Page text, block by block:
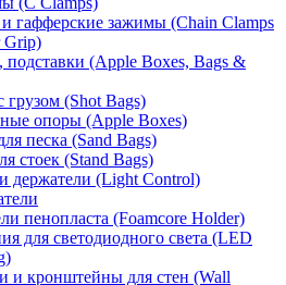
гафферские зажимы (Chain Clamps
Grip)
(Apple Boxes, Bags &
(Shot Bags)
опоры (Apple Boxes)
песка (Sand Bags)
стоек (Stand Bags)
держатели (Light Control)
пенопласта (Foamcore Holder)
для светодиодного света (LED
и кронштейны для стен (Wall